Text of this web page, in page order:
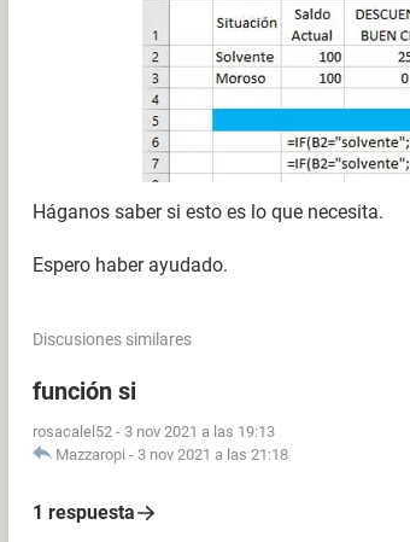
Háganos saber si esto es lo que necesita.
Espero haber ayudado.
Discusiones similares
función si
rosacalel52 - 3 nov 2021 a las 19:13
Mazzaropi - 3 nov 2021 a las 21:18
1 respuesta